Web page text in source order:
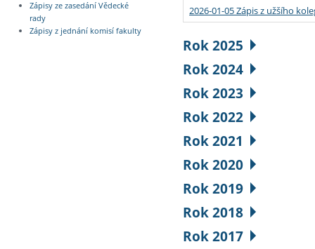
Zápisy ze zasedání Vědecké
rady
Zápisy z jednání komisí fakulty
2026-01-05 Zápis z užšího
Rok 2025
Rok 2024
Rok 2023
Rok 2022
Rok 2021
Rok 2020
Rok 2019
Rok 2018
Rok 2017